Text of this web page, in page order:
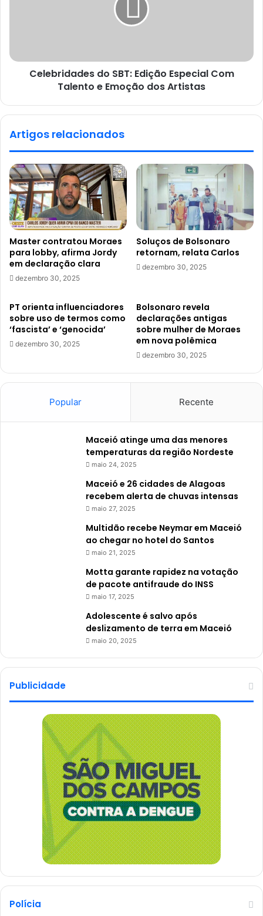
Celebridades do SBT: Edição Especial Com
Talento e Emoção dos Artistas
Artigos relacionados
Master contratou Moraes
para lobby, afirma Jordy
em declaração clara
dezembro 30, 2025
Soluços de Bolsonaro
retornam, relata Carlos
dezembro 30, 2025
PT orienta influenciadores
sobre uso de termos como
‘fascista’ e ‘genocida’
dezembro 30, 2025
Bolsonaro revela
declarações antigas
sobre mulher de Moraes
em nova polêmica
dezembro 30, 2025
Popular Recente
Maceió atinge uma das menores
temperaturas da região Nordeste
maio 24, 2025
Maceió e 26 cidades de Alagoas
recebem alerta de chuvas intensas
maio 27, 2025
Multidão recebe Neymar em Maceió
ao chegar no hotel do Santos
maio 21, 2025
Motta garante rapidez na votação
de pacote antifraude do INSS
maio 17, 2025
Adolescente é salvo após
deslizamento de terra em Maceió
maio 20, 2025
Publicidade
Polícia